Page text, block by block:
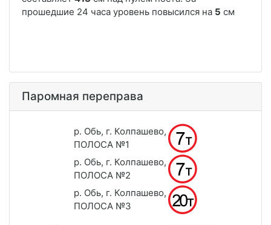
Паромная переправа
р. Обь, г. Колпашево,
ПОЛОСА №1
р. Обь, г. Колпашево,
ПОЛОСА №2
р. Обь, г. Колпашево,
ПОЛОСА №3